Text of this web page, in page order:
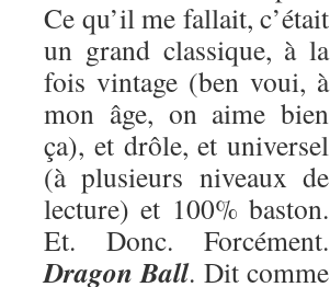
Ce qu’il me fallait, c’était
un grand classique, à la
fois vintage (ben voui, à
mon âge, on aime bien
ça), et drôle, et universel
(à plusieurs niveaux de
lecture) et 100% baston.
Et. Donc. Forcément.
Dragon Ball. Dit comme